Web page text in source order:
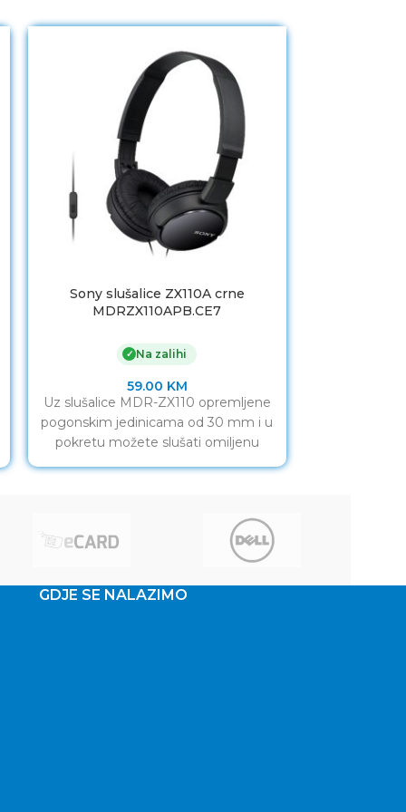
Sony slušalice ZX110A crne
MDRZX110APB.CE7
✓ Na zalihi
59.00 KM
Uz slušalice MDR-ZX110 opremljene
pogonskim jedinicama od 30 mm i u
pokretu možete slušati omiljenu
GDJE SE NALAZIMO